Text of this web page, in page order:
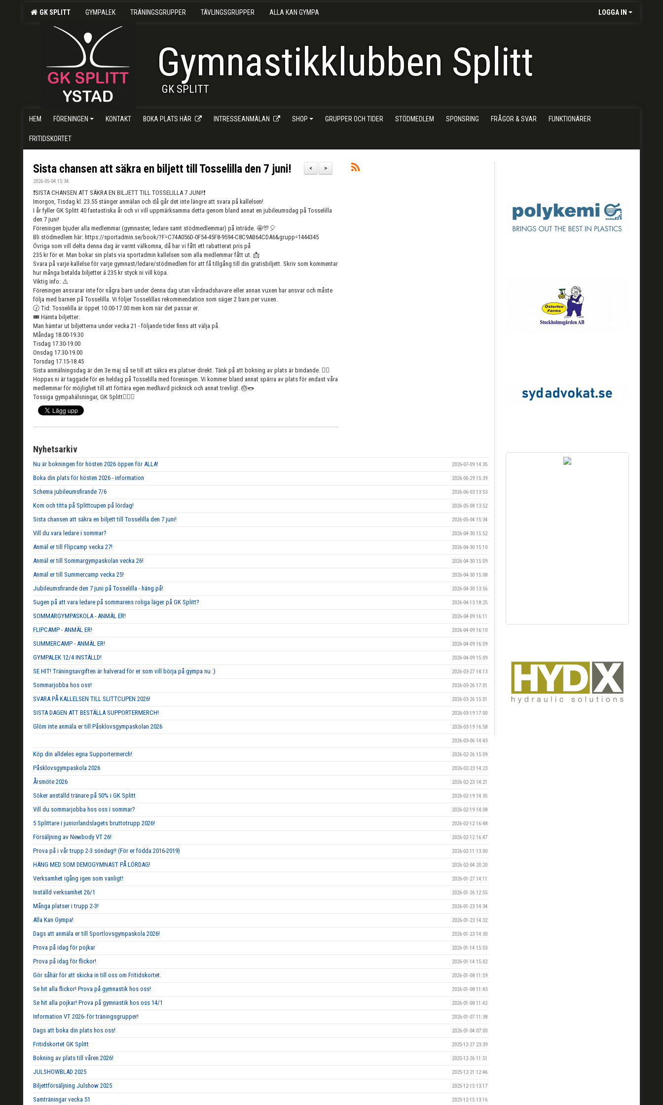
GK SPLITT GYMPALEK TRÄNINGSGRUPPER TÄVLINGSGRUPPER ALLA KAN GYMPA LOGGA IN
Gymnastikklubben Splitt
GK SPLITT
HEM FÖRENINGEN KONTAKT BOKA PLATS HÄR INTRESSEANMÄLAN SHOP GRUPPER OCH TIDER STÖDMEDLEM SPONSRING FRÅGOR & SVAR FUNKTIONÄRER
FRITIDSKORTET
>
<
Sista chansen att säkra en biljett till Tosselilla den 7 juni!
2026-05-04 15:34
❗️SISTA CHANSEN ATT SÄKRA EN BILJETT TILL TOSSELILLA 7 JUNI!❗️
Imorgon, Tisdag kl. 23.55 stänger anmälan och då går det inte längre att svara på kallelsen!
I år fyller GK Splitt 40 fantastiska år och vi vill uppmärksamma detta genom bland annat en jubileumsdag på Tosselilla
den 7 juni!
Föreningen bjuder alla medlemmar (gymnaster, ledare samt stödmedlemmar) på inträde. 🤩🎊🎈
Bli stödmedlem här: https://sportadmin.se/book/?F=C74A056D-0F54-45F8-9594-C8C9AB64CDA6&grupp=1444345
Övriga som vill delta denna dag är varmt välkomna, då har vi fått ett rabatterat pris på
235 kr för er. Man bokar sin plats via sportadmin kallelsen som alla medlemmar fått ut. 📩
Svara på varje kallelse för varje gymnast/ledare/stödmedlem för att få tillgång till din gratisbiljett. Skriv som kommentar
hur många betalda biljetter á 235 kr styck ni vill köpa.
Viktig info: ⚠️
Föreningen ansvarar inte för några barn under denna dag utan vårdnadshavare eller annan vuxen har ansvar och måste
följa med barnen på Tosselilla. Vi följer Tosselillas rekommendation som säger 2 barn per vuxen.
🕝 Tid: Tosselilla är öppet 10.00-17.00 men kom när det passar er.
🎟️ Hämta biljetter:
Man hämtar ut biljetterna under vecka 21 - följande tider finns att välja på.
Måndag 18.00-19.30
Tisdag 17.30-19.00
Onsdag 17.30-19.00
Torsdag 17.15-18.45
Sista anmälningsdag är den 3e maj så se till att säkra era platser direkt. Tänk på att bokning av plats är bindande. 👈🏼
Hoppas ni är taggade för en heldag på Tosselilla med föreningen. Vi kommer bland annat spärra av plats för endast våra
medlemmar för möjlighet till att förtära egen medhavd picknick och annat trevligt. 🎂🌭
Tossiga gympahälsningar, GK Splitt🤸🏽‍♀️
Nyhetsarkiv
Nu är bokningen för hösten 2026 öppen för ALLA! 2026-07-09 14:35
Boka din plats för hösten 2026 - information 2026-06-29 15:39
Schema jubileumsfirande 7/6 2026-06-03 13:53
Kom och titta på Splittcupen på lördag! 2026-05-08 13:52
Sista chansen att säkra en biljett till Tosselilla den 7 juni! 2026-05-04 15:34
Vill du vara ledare i sommar? 2026-04-30 15:52
Anmäl er till Flipcamp vecka 27! 2026-04-30 15:10
Anmäl er till Sommargympaskolan vecka 26! 2026-04-30 15:09
Anmäl er till Summercamp vecka 25! 2026-04-30 15:08
Jubileumsfirande den 7 juni på Tosselilla - häng på! 2026-04-30 13:56
Sugen på att vara ledare på sommarens roliga läger på GK Splitt? 2026-04-13 18:25
SOMMARGYMPASKOLA - ANMÄL ER! 2026-04-09 16:11
FLIPCAMP - ANMÄL ER! 2026-04-09 16:10
SUMMERCAMP - ANMÄL ER! 2026-04-09 16:09
GYMPALEK 12/4 INSTÄLLD! 2026-04-09 15:09
SE HIT! Träningsavgiften är halverad för er som vill börja på gympa nu :) 2026-03-27 14:13
Sommarjobba hos oss! 2026-03-26 17:01
SVARA PÅ KALLELSEN TILL SLITTCUPEN 2026! 2026-03-26 15:01
SISTA DAGEN ATT BESTÄLLA SUPPORTERMERCH! 2026-03-19 17:00
Glöm inte anmäla er till Påsklovsgympaskolan 2026 2026-03-19 16:58
2026-03-06 14:43
Köp din alldeles egna Supportermerch! 2026-02-26 15:09
Påsklovsgympaskola 2026 2026-02-23 14:23
Årsmöte 2026 2026-02-23 14:21
Söker anställd tränare på 50% i GK Splitt 2026-02-19 14:35
Vill du sommarjobba hos oss i sommar? 2026-02-19 14:08
5 Splittare i juniorlandslagets bruttotrupp 2026! 2026-02-12 16:48
Försäljning av Newbody VT 26! 2026-02-12 16:47
Prova på i vår trupp 2-3 söndag!! (För er födda 2016-2019) 2026-02-11 13:00
HÄNG MED SOM DEMOGYMNAST PÅ LÖRDAG! 2026-02-04 20:20
Verksamhet igång igen som vanligt! 2026-01-27 14:11
Inställd verksamhet 26/1 2026-01-26 12:55
Många platser i trupp 2-3! 2026-01-23 14:34
Alla Kan Gympa! 2026-01-23 14:32
Dags att anmäla er till Sportlovsgympaskola 2026! 2026-01-23 14:30
Prova på idag för pojkar 2026-01-14 15:03
Prova på idag för flickor! 2026-01-14 15:02
Gör såhär för att skicka in till oss om Fritidskortet. 2026-01-08 11:59
Se hit alla flickor! Prova på gymnastik hos oss! 2026-01-08 11:43
Se hit alla pojkar! Prova på gymnastik hos oss 14/1 2026-01-08 11:42
Information VT 2026- för träningsgrupper! 2026-01-07 11:38
Dags att boka din plats hos oss! 2026-01-04 07:00
Fritidskortet GK Splitt 2025-12-27 23:39
Bokning av plats till våren 2026! 2025-12-26 11:51
JULSHOWBLAD 2025 2025-12-21 12:46
Biljettförsäljning Julshow 2025 2025-12-15 13:17
Samträningar vecka 51 2025-12-15 13:16